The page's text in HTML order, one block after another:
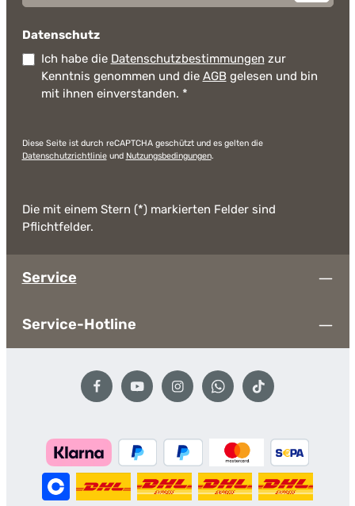
Datenschutz
Ich habe die Datenschutzbestimmungen zur
Kenntnis genommen und die AGB gelesen und bin
mit ihnen einverstanden. *
Diese Seite ist durch reCAPTCHA geschützt und es gelten die
Datenschutzrichtlinieund Nutzungsbedingungen.
Die mit einem Stern (*) markierten Felder sind
Pflichtfelder.
Service
Service-Hotline